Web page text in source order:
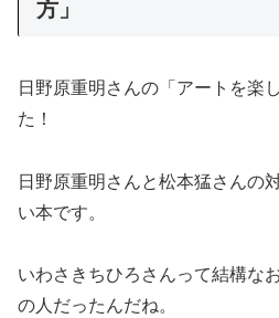
方」
日野原重明さんの「アートを楽
た！
日野原重明さんと松本猛さんの
い本です。
いわさきちひろさんって結構な
の人だったんだね。